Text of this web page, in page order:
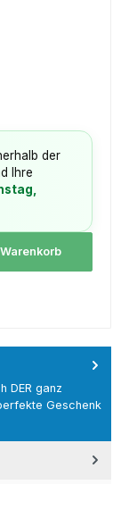
der
Ihre
DER ganz
Geschenk